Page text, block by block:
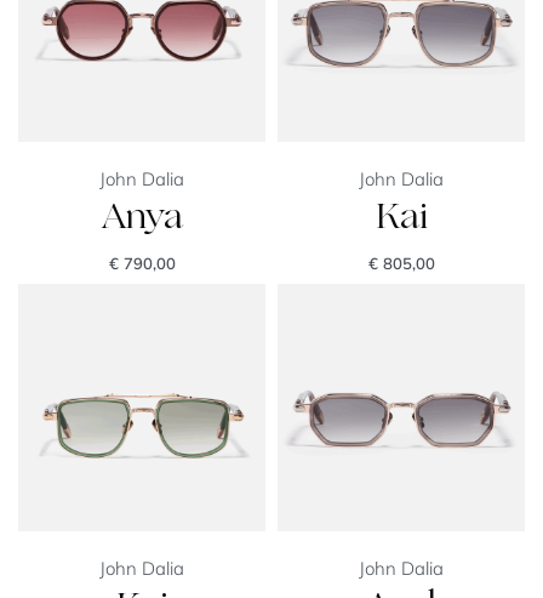
John Dalia
Anya
€790,00
John Dalia
Kai
€805,00
John Dalia John Dalia